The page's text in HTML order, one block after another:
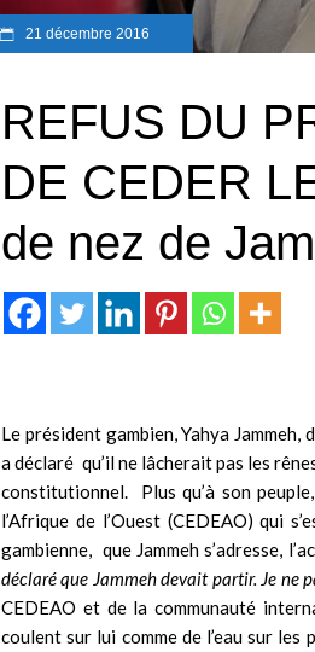
21 décembre 2016
REFUS DU
DE CEDER
de nez de
Le président gambien, Yahya
a déclaré qu’il ne lâcherait pas les
constitutionnel. Plus qu’à son
l’Afrique de l’Ouest (CEDEAO) qui
gambienne, que Jammeh s’adresse,
déclaré que Jammeh devait partir. Je ne
CEDEAO et de la communauté
coulent sur lui comme de l’eau sur les